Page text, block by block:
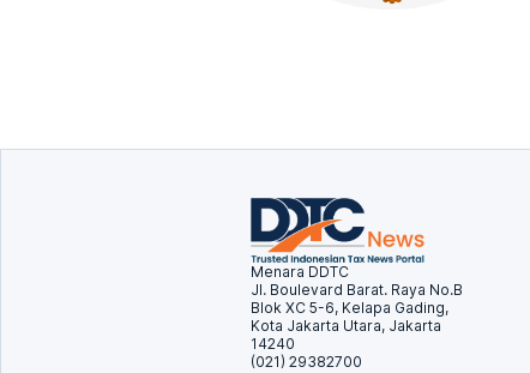
Menara DDTC
Jl. Boulevard Barat. Raya No.B
Blok XC 5-6, Kelapa Gading,
Kota Jakarta Utara, Jakarta
14240
(021) 29382700